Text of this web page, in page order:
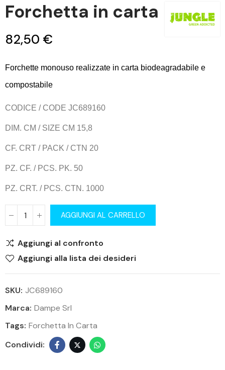
Forchetta in carta
82,50 €
Forchette monouso realizzate in carta biodeagradabile e
compostabile
CODICE / CODE JC689160
DIM. CM / SIZE CM 15,8
CF. CRT / PACK / CTN 20
PZ. CF. / PCS. PK. 50
PZ. CRT. / PCS. CTN. 1000
AGGIUNGI AL CARRELLO
Aggiungi al confronto
Aggiungi alla lista dei desideri
SKU: JC689160
Marca: Dampe Srl
Tags: Forchetta In Carta